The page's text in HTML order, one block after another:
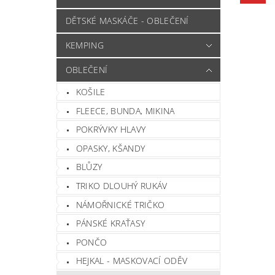
DĚTSKÉ MASKÁČE - OBLEČENÍ
KEMPING
OBLEČENÍ
KOŠILE
FLEECE, BUNDA, MIKINA
POKRÝVKY HLAVY
OPASKY, KŠANDY
BLŮZY
TRIKO DLOUHÝ RUKÁV
NÁMOŘNICKÉ TRIČKO
PÁNSKÉ KRAŤASY
PONČO
HEJKAL - MASKOVACÍ ODĚV